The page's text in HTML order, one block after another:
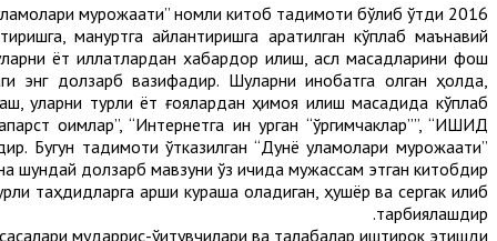
2016 йил 2 июнь куни Ўзбекистон мусулмонлари идорасида янги нашрдан чиққан “Дунё уламолари мурожаати” номли китоб тақдимоти бўлиб ўтди.
манқуртга айлантиришга қаратилган кўплаб маънавий
ёт иллатлардан хабардор қилиш, асл мақсадларини фош
энг долзарб вазифадир. Шуларни инобатга олган ҳолда,
уларни турли ёт ғоялардан ҳимоя қилиш мақсадида кўплаб
оқимлар”, “Интернетга ин қурган “ўргимчаклар””, “ИШИД
Бугун тақдимоти ўтказилган “Дунё уламолари мурожаати”
шундай долзарб мавзуни ўз ичида мужассам этган китобдир.
таҳдидларга қарши кураша оладиган, ҳушёр ва сергак қилиб
тарбиялашдир.
мударрис-ўқитувчилари ва талабалар иштирок этишди.